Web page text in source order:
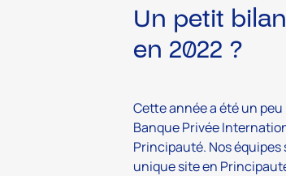
Un petit
en 2022 ?
Cette année a été un
Banque Privée
Principauté. Nos
unique site en